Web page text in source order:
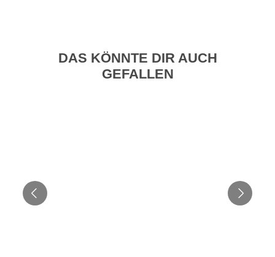
DAS KÖNNTE DIR AUCH
GEFALLEN